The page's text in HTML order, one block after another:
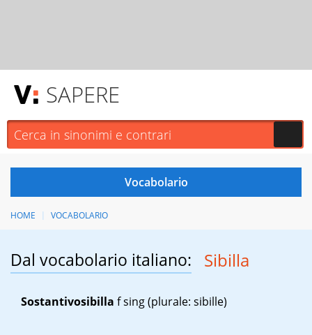
SAPERE
HOME VOCABOLARIO
Dal vocabolario italiano: Sibilla
Sostantivosibilla f sing(plurale: sibille)